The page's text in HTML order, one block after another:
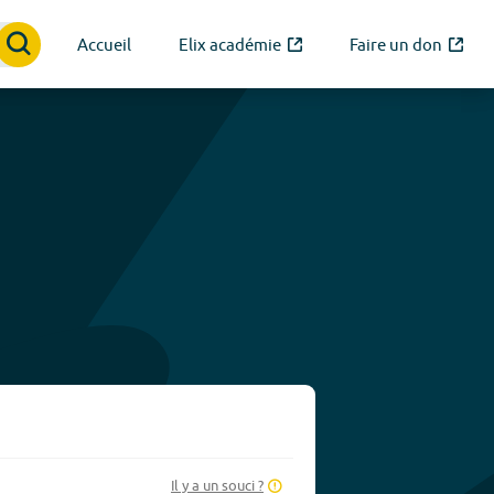
Accueil Elix académie Faire un don
Il y a un souci ?